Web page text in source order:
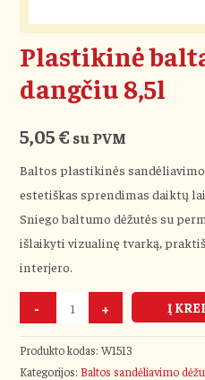
Plastikinė
dangčiu 8,5l
5,05€ su PVM
Baltos plastikinės
estetiškas sprendimas daiktų
Sniego baltumo dėžutės su
išlaikyti vizualinę tvarką,
interjero.
- + Į
Produkto kodas:W1513
Kategorijos:Baltos sandėliavimo